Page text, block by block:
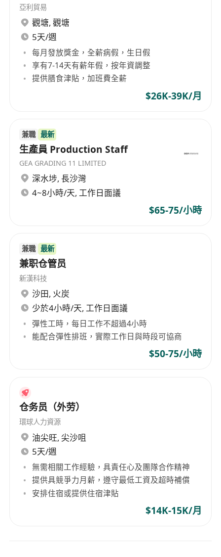
亞利貿易
觀塘, 觀塘
5天/週
每月發放獎金，全薪病假，生日假
享有7-14天有薪年假，按年資調整
提供膳食津貼，加班費全薪
$26K-39K/月
兼職 最新
生產員 Production Staff
GEA GRADING 11 LIMITED
深水埗, 長沙灣
4~8小時/天, 工作日面議
$65-75/小時
兼職 最新
兼职仓管员
新漢科技
沙田, 火炭
少於4小時/天, 工作日面議
彈性工時，每日工作不超過4小時
能配合彈性排班，實際工作日與時段可協商
$50-75/小時
仓务员（外劳）
環球人力資源
油尖旺, 尖沙咀
5天/週
無需相關工作經驗，具責任心及團隊合作精神
提供具競爭力月薪，遵守最低工資及超時補償
安排住宿或提供住宿津貼
$14K-15K/月